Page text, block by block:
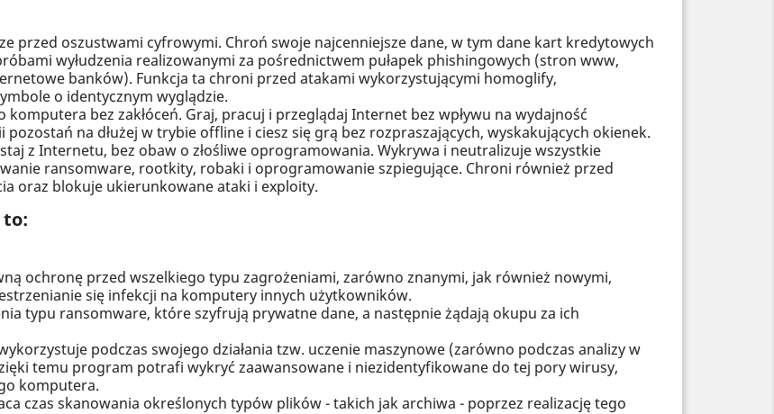
przed oszustwami cyfrowymi. Chroń swoje najcenniejsze dane, w tym dane kart kredytowych
wyłudzenia realizowanymi za pośrednictwem pułapek phishingowych (stron www,
banków). Funkcja ta chroni przed atakami wykorzystującymi homoglify,
o identycznym wyglądzie.
komputera bez zakłóceń. Graj, pracuj i przeglądaj Internet bez wpływu na wydajność
na dłużej w trybie offline i ciesz się grą bez rozpraszających, wyskakujących okienek.
z Internetu, bez obaw o złośliwe oprogramowania. Wykrywa i neutralizuje wszystkie
ransomware, rootkity, robaki i oprogramowanie szpiegujące. Chroni również przed
oraz blokuje ukierunkowane ataki i exploity.
to:
ochronę przed wszelkiego typu zagrożeniami, zarówno znanymi, jak również nowymi,
się infekcji na komputery innych użytkowników.
typu ransomware, które szyfrują prywatne dane, a następnie żądają okupu za ich
podczas swojego działania tzw. uczenie maszynowe (zarówno podczas analizy w
temu program potrafi wykryć zaawansowane i niezidentyfikowane do tej pory wirusy,
komputera.
czas skanowania określonych typów plików - takich jak archiwa - poprzez realizację tego